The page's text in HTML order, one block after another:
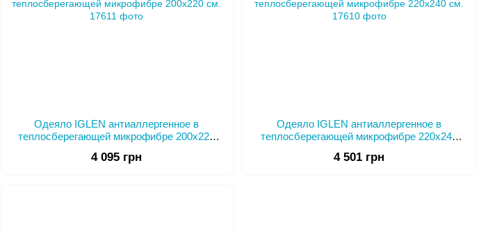
Одеяло IGLEN антиаллергенное в
теплосберегающей микрофибре 200х220
4 095 грн
Одеяло IGLEN антиаллергенное в
теплосберегающей микрофибре 220х240
4 501 грн